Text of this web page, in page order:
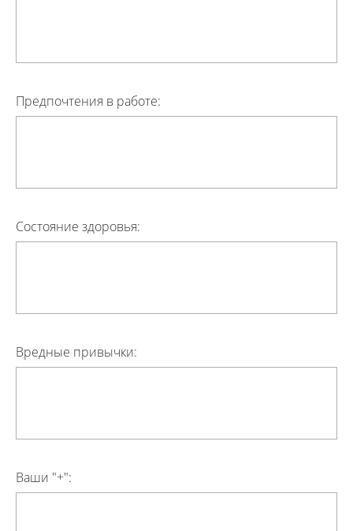
Предпочтения в работе:
Состояние здоровья:
Вредные привычки:
Ваши "+":